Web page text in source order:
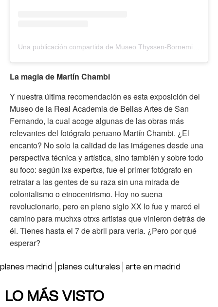
La magia de Martín Chambi
Y nuestra última recomendación es esta exposición del
Museo de la Real Academia de Bellas Artes de San
Fernando, la cual acoge algunas de las obras más
relevantes del fotógrafo peruano Martín Chambi. ¿El
encanto? No solo la calidad de las imágenes desde una
perspectiva técnica y artística, sino también y sobre todo
su foco: según lxs expertxs, fue el primer fotógrafo en
retratar a las gentes de su raza sin una mirada de
colonialismo o etnocentrismo. Hoy no suena
revolucionario, pero en pleno siglo XX lo fue y marcó el
camino para muchxs otrxs artistas que vinieron detrás de
él. Tienes hasta el 7 de abril para verla. ¿Pero por qué
esperar?
planes madrid planes culturales arte en madrid
LO MÁS VISTO